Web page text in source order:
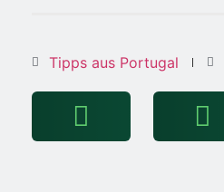
Tipps aus Portugal